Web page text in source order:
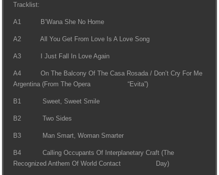
Tracklist:
A1 B’Wana She No Home
A2 All You Get From Love Is A Love Song
A3 I Just Fall In Love Again
A4 On The Balcony Of The Casa Rosada / Don’t Cry For Me
Argentina (From The Opera “Evita”)
B1 Sweet, Sweet Smile
B2 Two Sides
B3 Man Smart, Woman Smarter
B4 Calling Occupants Of Interplanetary Craft (The
Recognized Anthem Of World Contact Day)